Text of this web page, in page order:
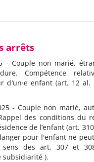
arrêts
- Couple non marié,
Compétence
enfant (art. 12 al.
- Couple non marié,
des conditions du
de l’enfant (art.
pour l'enfant ne
des art. 307 et
).